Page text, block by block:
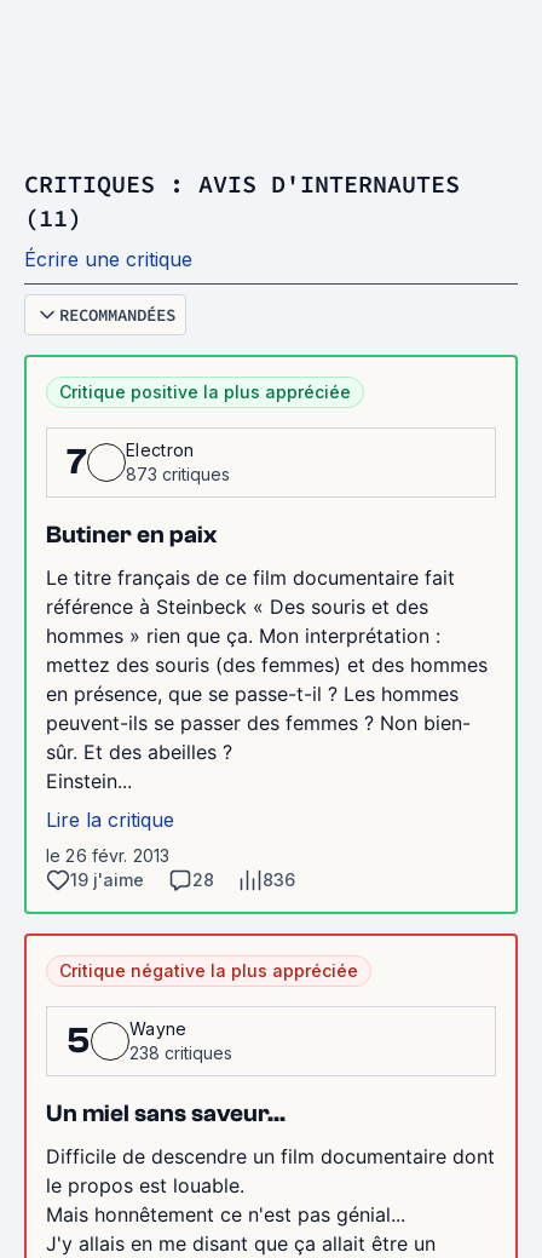
CRITIQUES : AVIS D'INTERNAUTES
(11)
Écrire une critique
RECOMMANDÉES
Critique positive la plus appréciée
7
Electron
873 critiques
Butiner en paix
Le titre français de ce film documentaire fait
référence à Steinbeck « Des souris et des
hommes » rien que ça. Mon interprétation :
mettez des souris (des femmes) et des hommes
en présence, que se passe-t-il ? Les hommes
peuvent-ils se passer des femmes ? Non bien-
sûr. Et des abeilles ?
Einstein...
Lire la critique
le 26 févr. 2013
19 j'aime
28 836
Critique négative la plus appréciée
5
Wayne
238 critiques
Un miel sans saveur...
Difficile de descendre un film documentaire dont
le propos est louable.
Mais honnêtement ce n'est pas génial...
J'y allais en me disant que ça allait être un